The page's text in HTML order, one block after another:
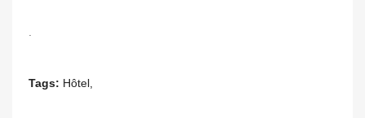
Tags: Hôtel,